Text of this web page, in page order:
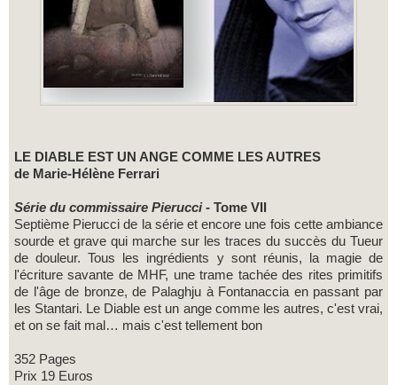
LE DIABLE EST UN ANGE COMME LES AUTRES
de Marie-Hélène Ferrari
Série du commissaire Pierucci- Tome VII
Septième Pierucci de la série et encore une fois cette ambiance
sourde et grave qui marche sur les traces du succès du Tueur
de douleur. Tous les ingrédients y sont réunis, la magie de
l'écriture savante de MHF, une trame tachée des rites primitifs
de l'âge de bronze, de Palaghju à Fontanaccia en passant par
les Stantari. Le Diable est un ange comme les autres, c'est vrai,
et on se fait mal… mais c'est tellement bon
352 Pages
Prix 19 Euros